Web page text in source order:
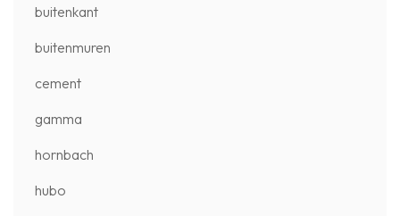
buitenkant
buitenmuren
cement
gamma
hornbach
hubo